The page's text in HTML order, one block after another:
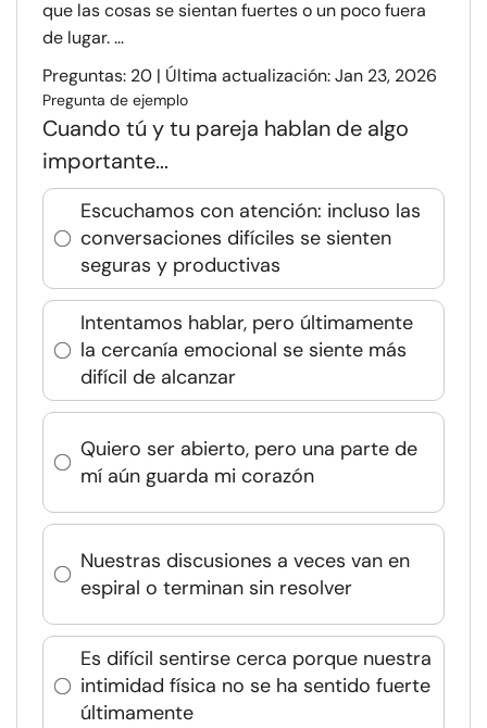
que las cosas se sientan fuertes o un poco fuera
de lugar. ...
Preguntas: 20 | Última actualización: Jan 23, 2026
Pregunta de ejemplo
Cuando tú y tu pareja hablan de algo
importante...
Escuchamos con atención: incluso las
conversaciones difíciles se sienten
seguras y productivas
Intentamos hablar, pero últimamente
la cercanía emocional se siente más
difícil de alcanzar
Quiero ser abierto, pero una parte de
mí aún guarda mi corazón
Nuestras discusiones a veces van en
espiral o terminan sin resolver
Es difícil sentirse cerca porque nuestra
intimidad física no se ha sentido fuerte
últimamente